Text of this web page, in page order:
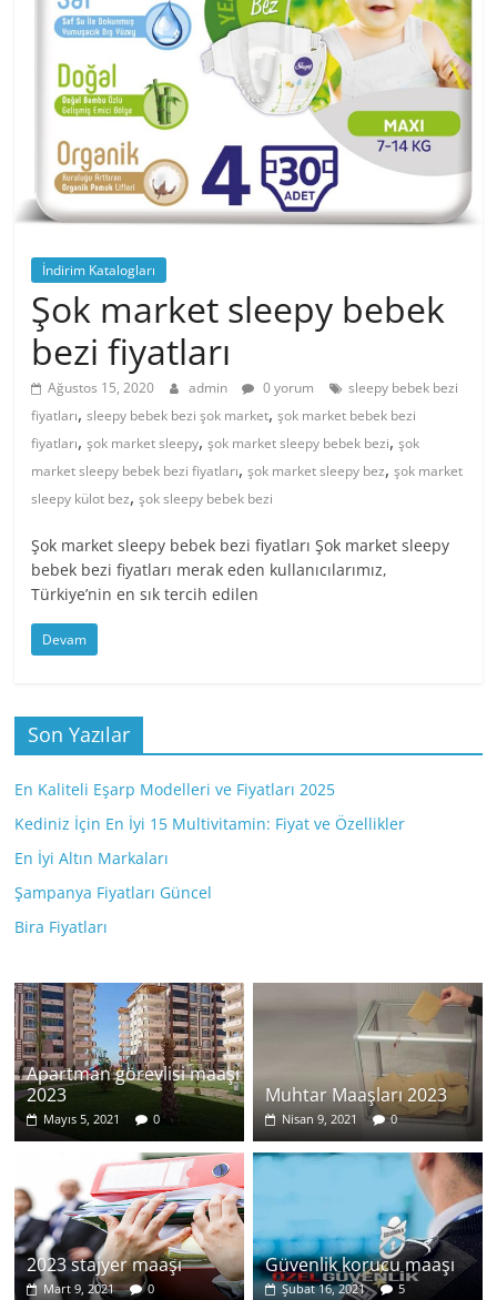
İndirim Katalogları
Şok market sleepy bebek
bezi fiyatları
Ağustos 15, 2020 admin 0 yorum
sleepy bebek bezi
fiyatları,sleepy bebek bezi şok market,şok market bebek bezi
fiyatları,şok market sleepy,şok market sleepy bebek bezi,şok
market sleepy bebek bezi fiyatları,şok market sleepy bez,şok market
sleepy külot bez,şok sleepy bebek bezi
Şok market sleepy bebek bezi fiyatları Şok market sleepy
bebek bezi fiyatları merak eden kullanıcılarımız,
Türkiye’nin en sık tercih edilen
Devam
Son Yazılar
En Kaliteli Eşarp Modelleri ve Fiyatları 2025
Kediniz İçin En İyi 15 Multivitamin: Fiyat ve Özellikler
En İyi Altın Markaları
Şampanya Fiyatları Güncel
Bira Fiyatları
Apartman görevlisi maaşı
2023
Mayıs 5, 2021 0
Muhtar Maaşları 2023
Nisan 9, 2021 0
2023 stajyer maaşı
Mart 9, 2021 0
Güvenlik korucu maaşı
Şubat 16, 2021 5